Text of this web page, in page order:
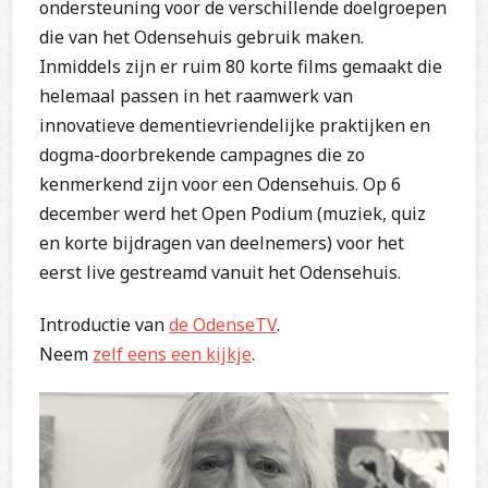
ondersteuning voor de verschillende doelgroepen
die van het Odensehuis gebruik maken.
Inmiddels zijn er ruim 80 korte films gemaakt die
helemaal passen in het raamwerk van
innovatieve dementievriendelijke praktijken en
dogma-doorbrekende campagnes die zo
kenmerkend zijn voor een Odensehuis. Op 6
december werd het Open Podium (muziek, quiz
en korte bijdragen van deelnemers) voor het
eerst live gestreamd vanuit het Odensehuis.
Introductie vande OdenseTV.
Neem zelf eens een kijkje.